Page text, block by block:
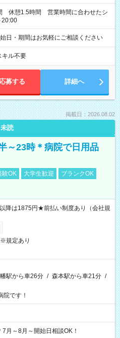
20:00
・期間はお気軽にご相談ください
キル不要
応募する 詳細へ
掲載日：2026.08.02
未読
～23時＊病院で日用品
験OK 大学生歓迎
ブランクOK
は1875円★前払い制度あり（会社規
規定あり
駅から車26分 / 森本駅から車21分 /
院です！
月～8月～開始日相談OK！